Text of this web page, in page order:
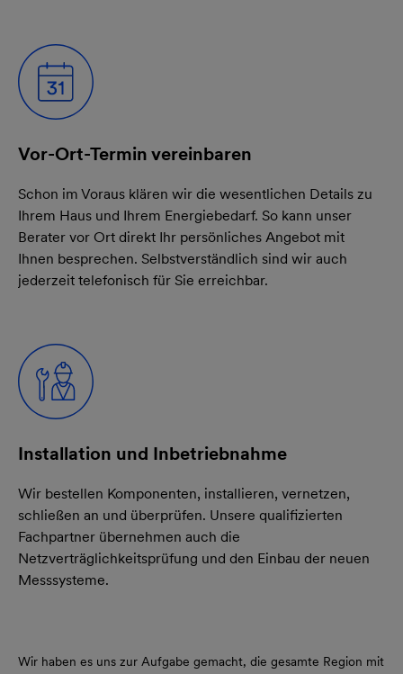
Vor-Ort-Termin vereinbaren
Schon im Voraus klären wir die wesentlichen Details zu
Ihrem Haus und Ihrem Energiebedarf. So kann unser
Berater vor Ort direkt Ihr persönliches Angebot mit
Ihnen besprechen. Selbstverständlich sind wir auch
jederzeit telefonisch für Sie erreichbar.
Installation und Inbetriebnahme
Wir bestellen Komponenten, installieren, vernetzen,
schließen an und überprüfen. Unsere qualifizierten
Fachpartner übernehmen auch die
Netzverträglichkeitsprüfung und den Einbau der neuen
Messsysteme.
Wir haben es uns zur Aufgabe gemacht, die gesamte Region mit